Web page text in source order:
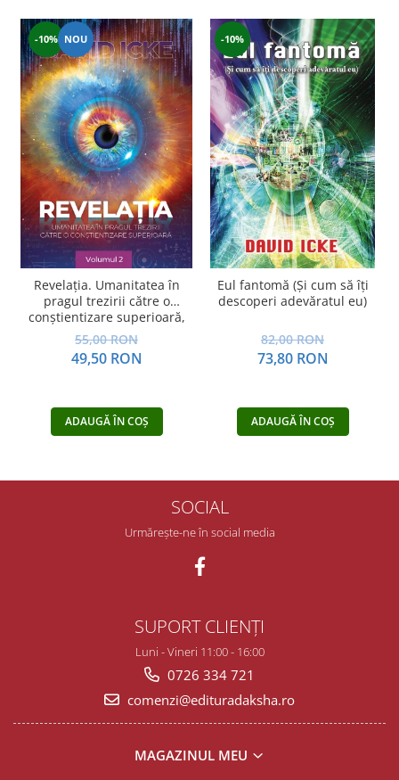
-10% NOU
Revelația. Umanitatea în
pragul trezirii către o
conştientizare superioară,
volumul 2
55,00 RON
49,50 RON
ADAUGĂ ÎN COȘ
-10%
Eul fantomă (Și cum să îți
descoperi adevăratul eu)
82,00 RON
73,80 RON
ADAUGĂ ÎN COȘ
SOCIAL
Urmărește-ne în social media
SUPORT CLIENȚI
Luni - Vineri 11:00 - 16:00
0726 334 721
comenzi@edituradaksha.ro
MAGAZINUL MEU